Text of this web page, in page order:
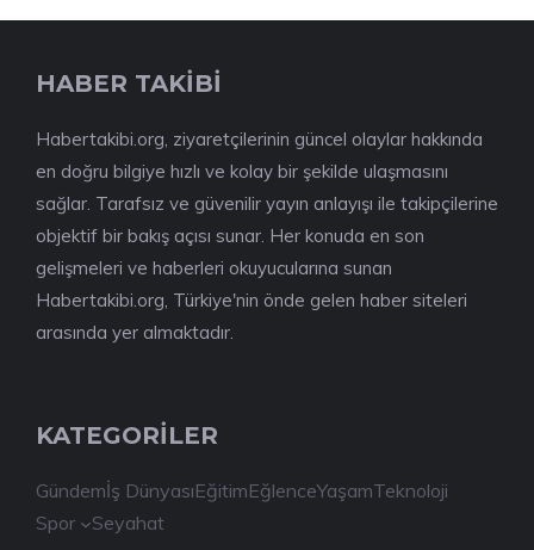
HABER TAKİBİ
Habertakibi.org, ziyaretçilerinin güncel olaylar hakkında
en doğru bilgiye hızlı ve kolay bir şekilde ulaşmasını
sağlar. Tarafsız ve güvenilir yayın anlayışı ile takipçilerine
objektif bir bakış açısı sunar. Her konuda en son
gelişmeleri ve haberleri okuyucularına sunan
Habertakibi.org, Türkiye'nin önde gelen haber siteleri
arasında yer almaktadır.
KATEGORİLER
Gündemİş DünyasıEğitimEğlenceYaşamTeknoloji
Spor
Seyahat